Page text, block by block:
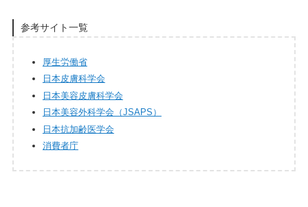
参考サイト一覧
厚生労働省
日本皮膚科学会
日本美容皮膚科学会
日本美容外科学会（JSAPS）
日本抗加齢医学会
消費者庁